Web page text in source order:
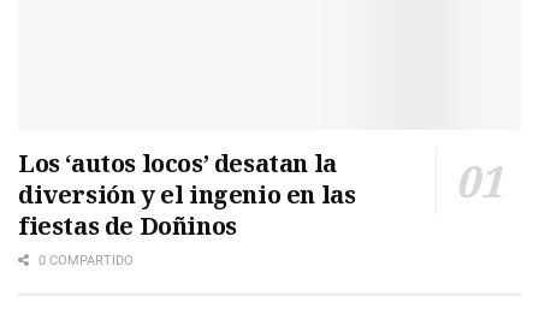
Los ‘autos locos’ desatan la
diversión y el ingenio en las
fiestas de Doñinos
0 COMPARTIDO